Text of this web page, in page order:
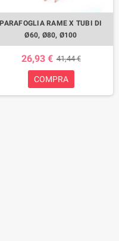
PARAFOGLIA RAME X TUBI DI
Ø60, Ø80, Ø100
26,93 € 41,44 €
COMPRA